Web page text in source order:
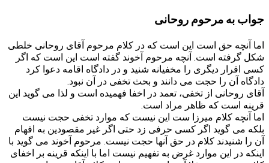
جواب به مرحوم روحانی
اما آنچه حق است این است که در کلام مرحوم آقای روحانی خلطی
شکل گرفته است. آنچه مرحوم آخوند گفته است این است که اگر
کسی اقرار دیگری را مخفیانه شنید و در دادگاه اقامه دعوا کرد
دادگاه آن را حجت می دانند و بحث تخفی در آن نبود.
آقای روحانی از تخفی، تعمد در اخفا فهمیده است و لذا می گوید این
قرینه است که ظاهر مراد است.
اما آنچه کلام میرزا ست این نیست که موارد تخفی حجت نیست
بلکه می گوید اگر کسی حرفی زد حتی اگر غیر مقصودین به افهام
آن را شنیدند کلام در حق آنها حجت نیست. مرحوم آخوند می گوید با
اینکه در این موارد غرض به تفهیم نیست اما با اینکه قرینه بر اخفای